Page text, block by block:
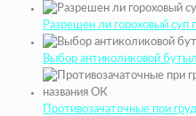
Разрешен ли гороховый суп
Выбор антиколиковой
Противозачаточные при